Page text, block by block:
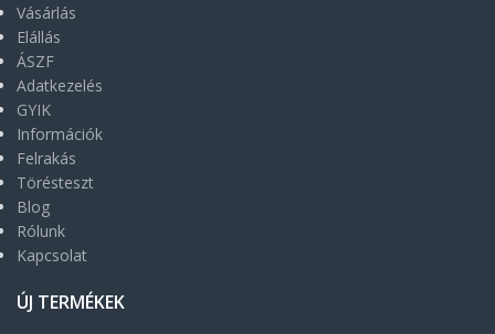
Vásárlás
Elállás
ÁSZF
Adatkezelés
GYIK
Információk
Felrakás
Törésteszt
Blog
Rólunk
Kapcsolat
ÚJ TERMÉKEK